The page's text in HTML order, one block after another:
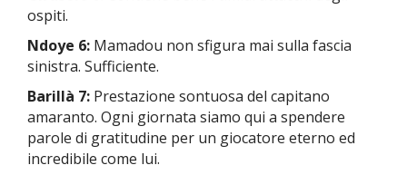
ospiti.
Ndoye 6: Mamadou non sfigura mai sulla fascia
sinistra. Sufficiente.
Barillà 7: Prestazione sontuosa del capitano
amaranto. Ogni giornata siamo qui a spendere
parole di gratitudine per un giocatore eterno ed
incredibile come lui.